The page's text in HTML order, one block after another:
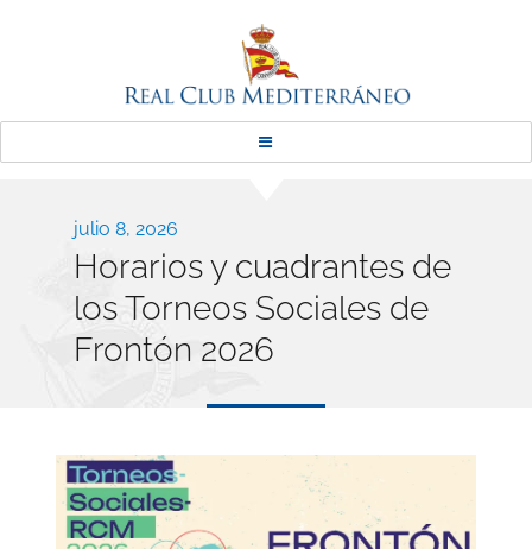
Real Club Mediterráneo
Publicado
el
julio 8, 2026
Horarios y cuadrantes de
los Torneos Sociales de
Frontón 2026